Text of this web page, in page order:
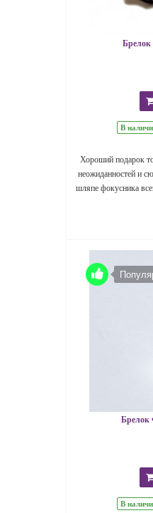
В
Хороший подарок
неожиданностей и
шляпе фокусника
Брелок
В